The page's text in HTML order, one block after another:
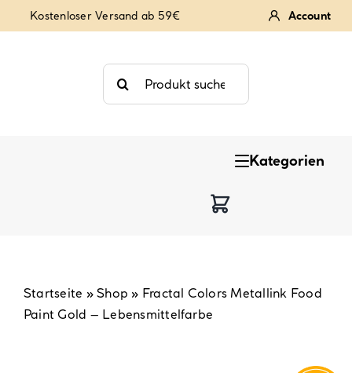
Inhalt
Kostenloser Versand ab 59€ Account
Suche
nach:
Kategorien
Backzubehör & Backwerkzeug
Startseite »Shop » Fractal Colors Metallink Food
Paint Gold – Lebensmittelfarbe